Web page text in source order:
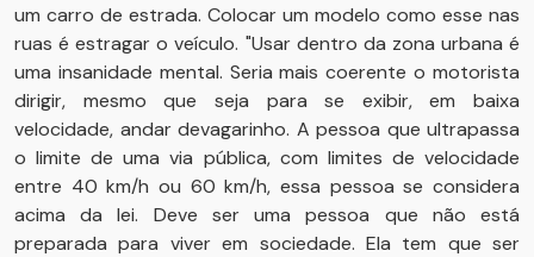
um carro de estrada. Colocar um modelo como esse nas
ruas é estragar o veículo. "Usar dentro da zona urbana é
uma insanidade mental. Seria mais coerente o motorista
dirigir, mesmo que seja para se exibir, em baixa
velocidade, andar devagarinho. A pessoa que ultrapassa
o limite de uma via pública, com limites de velocidade
entre 40 km/h ou 60 km/h, essa pessoa se considera
acima da lei. Deve ser uma pessoa que não está
preparada para viver em sociedade. Ela tem que ser